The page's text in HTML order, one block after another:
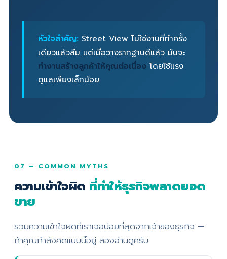
หัวใจสำคัญ: Street View ไม่ใช่งานที่ทำครั้ง
เดียวแล้วลืม แต่เมื่อวางรากฐานดีแล้ว มันจะ
ทำงานสร้างลูกค้าให้คุณต่อเนื่อง โดยใช้แรง
ดูแลเพียงเล็กน้อย
07 — COMMON MYTHS
ความเข้าใจผิด ที่ทำให้ธุรกิจพลาดยอด
ขาย
รวมความเข้าใจผิดที่เราเจอบ่อยที่สุดจากเจ้าของธุรกิจ —
ถ้าคุณกำลังคิดแบบนี้อยู่ ลองอ่านดูครับ